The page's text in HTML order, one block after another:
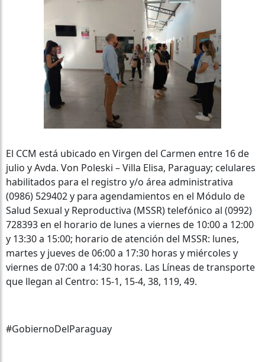
El CCM está ubicado en Virgen del Carmen entre 16 de
julio y Avda. Von Poleski – Villa Elisa, Paraguay; celulares
habilitados para el registro y/o área administrativa
(0986) 529402 y para agendamientos en el Módulo de
Salud Sexual y Reproductiva (MSSR) telefónico al (0992)
728393 en el horario de lunes a viernes de 10:00 a 12:00
y 13:30 a 15:00; horario de atención del MSSR: lunes,
martes y jueves de 06:00 a 17:30 horas y miércoles y
viernes de 07:00 a 14:30 horas. Las Líneas de transporte
que llegan al Centro: 15-1, 15-4, 38, 119, 49.
#GobiernoDelParaguay